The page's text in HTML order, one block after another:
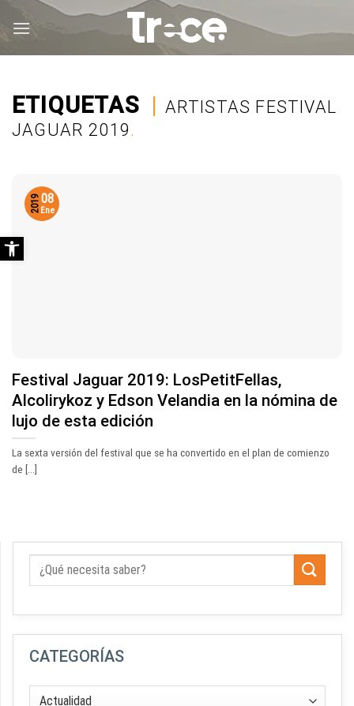
ETIQUETAS | ARTISTAS FESTIVAL
JAGUAR 2019.
Festival Jaguar 2019: LosPetitFellas,
Alcolirykoz y Edson Velandia en la nómina de
lujo de esta edición
La sexta versión del festival que se ha convertido en el plan de comienzo
de [...]
08
Ene
2019
CATEGORÍAS
Abrir barra de herramientas